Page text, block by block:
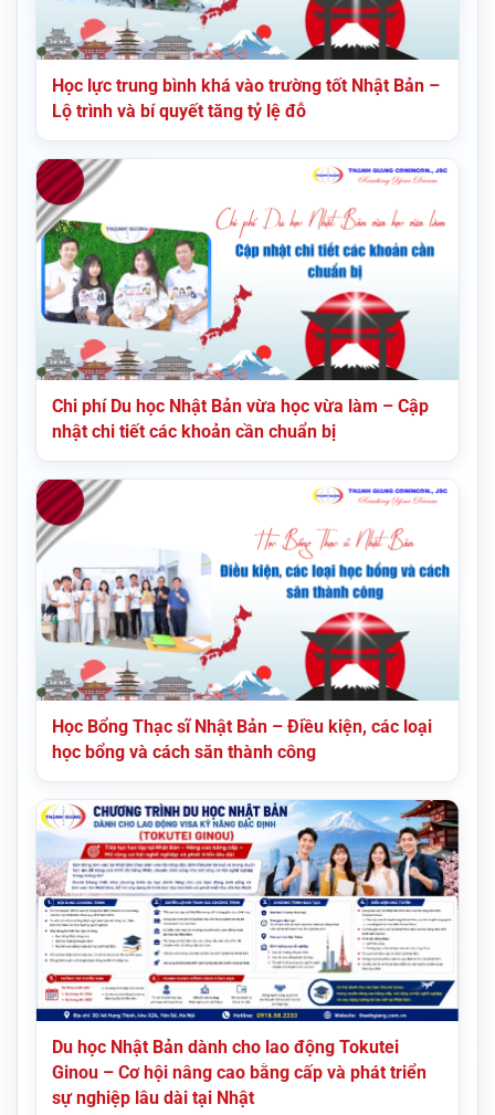
Học lực trung bình khá vào trường tốt Nhật Bản –
Lộ trình và bí quyết tăng tỷ lệ đỗ
Chi phí Du học Nhật Bản vừa học vừa làm – Cập
nhật chi tiết các khoản cần chuẩn bị
Học Bổng Thạc sĩ Nhật Bản – Điều kiện, các loại
học bổng và cách săn thành công
Du học Nhật Bản dành cho lao động Tokutei
Ginou – Cơ hội nâng cao bằng cấp và phát triển
sự nghiệp lâu dài tại Nhật